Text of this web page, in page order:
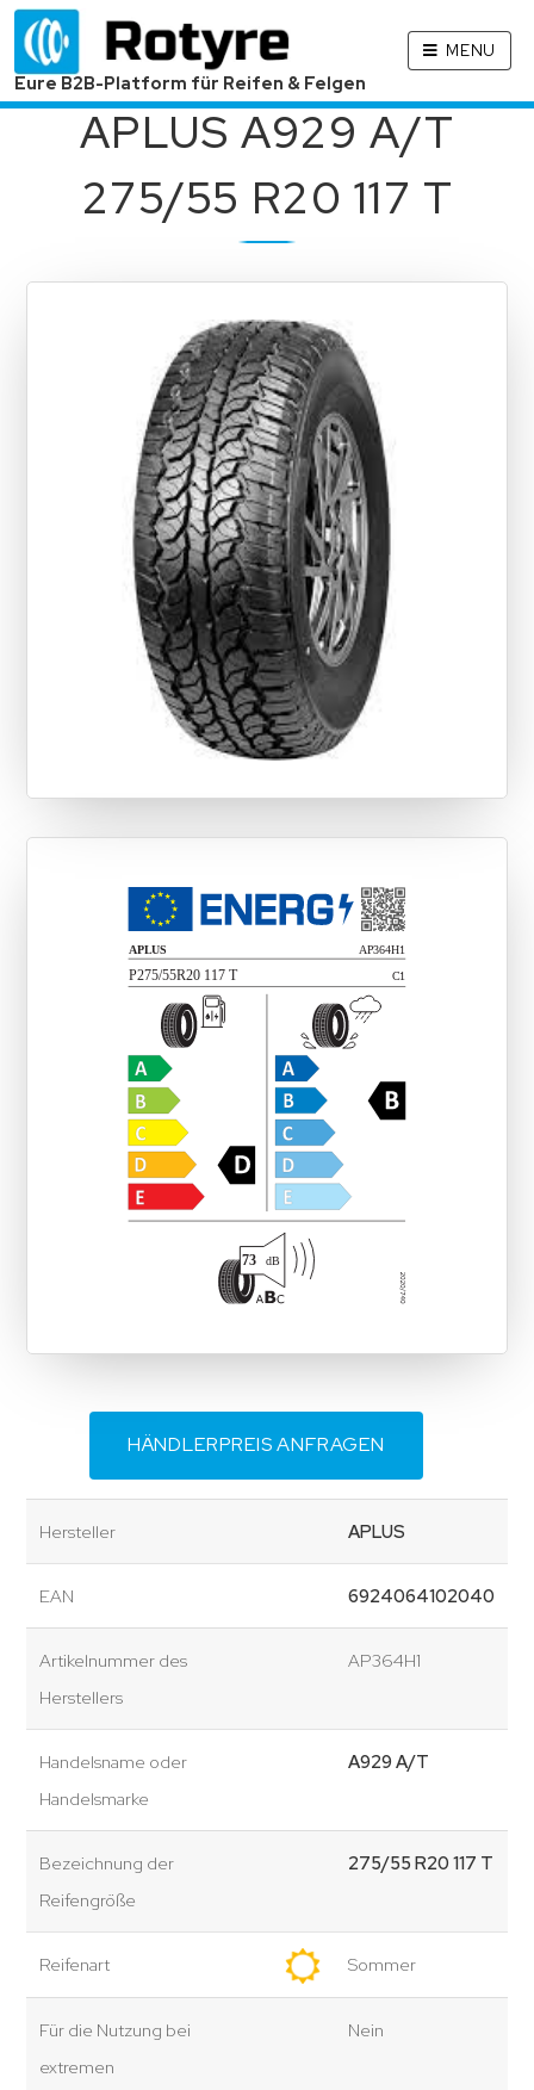
Eure B2B-Platform für Reifen & Felgen
MENU
APLUS A929 A/T
275/55 R20 117 T
HÄNDLERPREIS ANFRAGEN
Hersteller APLUS
EAN 6924064102040
Artikelnummer des
Herstellers
AP364H1
Handelsname oder
Handelsmarke
A929 A/T
Bezeichnung der
Reifengröße
275/55 R20 117 T
Reifenart Sommer
Für die Nutzung bei
extremen
Nein